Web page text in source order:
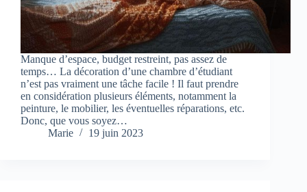
Manque d’espace, budget restreint, pas assez de
temps… La décoration d’une chambre d’étudiant
n’est pas vraiment une tâche facile ! Il faut prendre
en considération plusieurs éléments, notamment la
peinture, le mobilier, les éventuelles réparations, etc.
Donc, que vous soyez…
Marie
19 juin 2023